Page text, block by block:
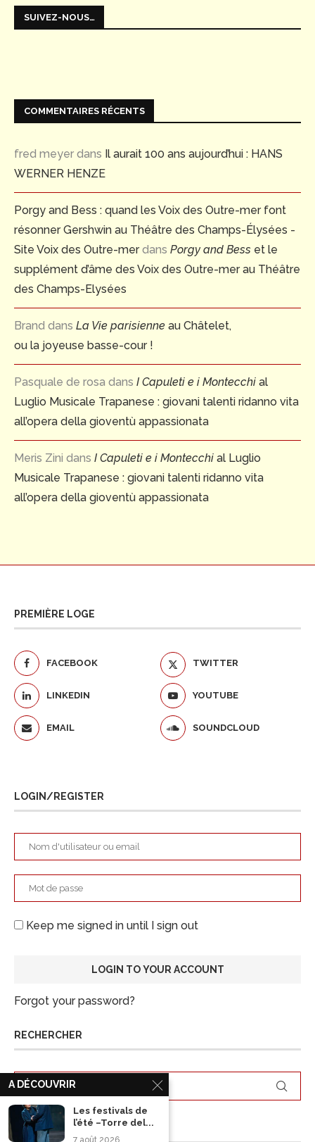
SUIVEZ-NOUS…
COMMENTAIRES RÉCENTS
fred meyer dans Il aurait 100 ans aujourd’hui : HANS
WERNER HENZE
Porgy and Bess : quand les Voix des Outre-mer font
résonner Gershwin au Théâtre des Champs-Élysées -
Site Voix des Outre-merdans Porgy and Bess et le
supplément d’âme des Voix des Outre-mer au Théâtre
des Champs-Elysées
Brand dans La Vie parisienne au Châtelet,
ou la joyeuse basse-cour !
Pasquale de rosa dans I Capuleti e i Montecchi al
Luglio Musicale Trapanese : giovani talenti ridanno vita
all’opera della gioventù appassionata
Meris Zini dans I Capuleti e i Montecchi al Luglio
Musicale Trapanese : giovani talenti ridanno vita
all’opera della gioventù appassionata
PREMIÈRE LOGE
FACEBOOK TWITTER
LINKEDIN YOUTUBE
EMAIL SOUNDCLOUD
LOGIN/REGISTER
Keep me signed in until I sign out
Forgot your password?
RECHERCHER
ARCHIVES
A DÉCOUVRIR
Les festivals de
l’été –Torre del...
7 août 2026